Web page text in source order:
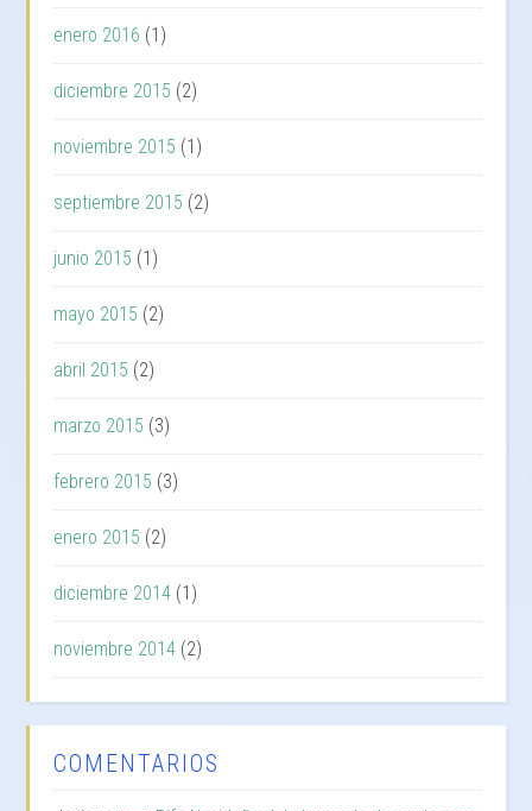
enero 2016 (1)
diciembre 2015 (2)
noviembre 2015 (1)
septiembre 2015 (2)
junio 2015 (1)
mayo 2015 (2)
abril 2015 (2)
marzo 2015 (3)
febrero 2015 (3)
enero 2015 (2)
diciembre 2014 (1)
noviembre 2014 (2)
COMENTARIOS